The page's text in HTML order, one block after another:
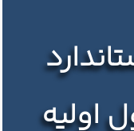
اولیه